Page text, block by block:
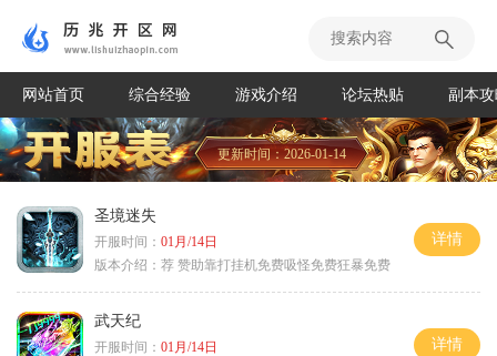
网站首页 综合经验 游戏介绍 论坛热贴 副本
更新时间：2026-01-14
圣境迷失
开服时间： 01月/14日
版本介绍： 荐 赞助靠打挂机免费吸怪免费狂暴免费
详情
武天纪
开服时间： 01月/14日
详情